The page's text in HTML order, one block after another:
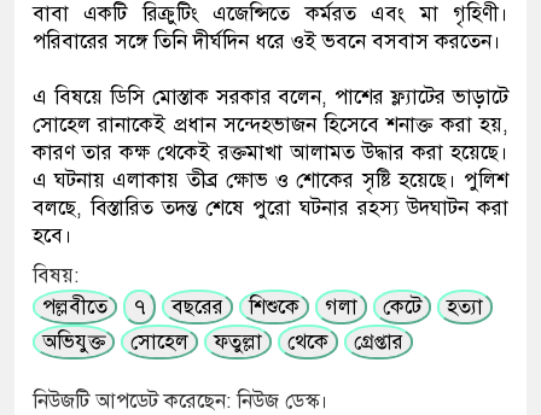
বাবা একটি রিক্রুটিং এজেন্সিতে কর্মরত এবং মা গৃহিণী।
পরিবারের সঙ্গে তিনি দীর্ঘদিন ধরে ওই ভবনে বসবাস করতেন।
এ বিষয়ে ডিসি মোস্তাক সরকার বলেন, পাশের ফ্ল্যাটের ভাড়াটে
সোহেল রানাকেই প্রধান সন্দেহভাজন হিসেবে শনাক্ত করা হয়,
কারণ তার কক্ষ থেকেই রক্তমাখা আলামত উদ্ধার করা হয়েছে।
এ ঘটনায় এলাকায় তীব্র ক্ষোভ ও শোকের সৃষ্টি হয়েছে। পুলিশ
বলছে, বিস্তারিত তদন্ত শেষে পুরো ঘটনার রহস্য উদঘাটন করা
হবে।
বিষয়:
পল্লবীতে
৭ বছরের শিশুকে গলা কেটে
হত্যা
অভিযুক্ত
সোহেল ফতুল্লা থেকে গ্রেপ্তার
নিউজটি আপডেট করেছেন: নিউজ ডেস্ক।